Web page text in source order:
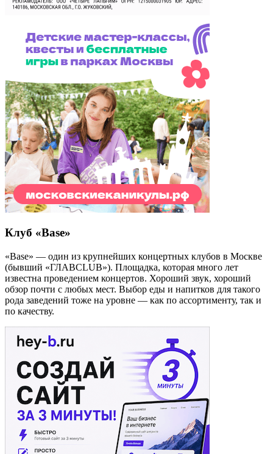
Клуб «Base»
«Base» — один из крупнейших концертных клубов в Москве
(бывший «ГЛАВCLUB»). Площадка, которая много лет
известна проведением концертов. Хороший звук, хороший
обзор почти с любых мест. Выбор еды и напитков для такого
рода заведений тоже на уровне — как по ассортименту, так и
по качеству.